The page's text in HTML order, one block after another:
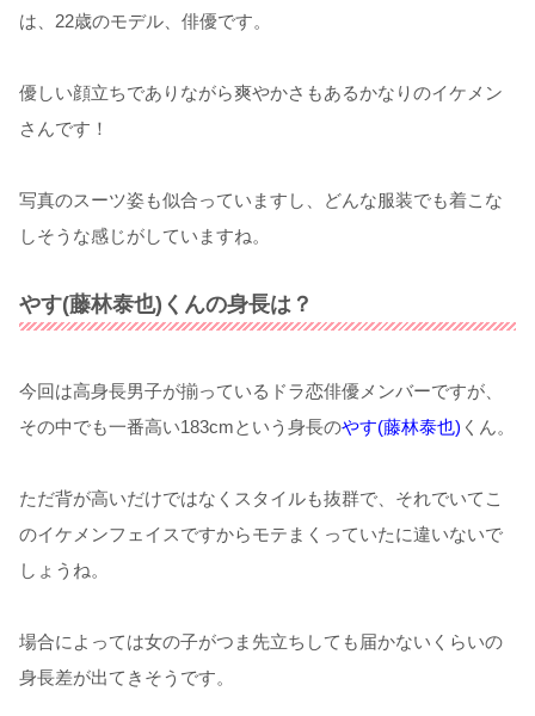
は、22歳のモデル、俳優です。
優しい顔立ちでありながら爽やかさもあるかなりのイケメン
さんです！
写真のスーツ姿も似合っていますし、どんな服装でも着こな
しそうな感じがしていますね。
やす(藤林泰也)くんの身長は？
今回は高身長男子が揃っているドラ恋俳優メンバーですが、
その中でも一番高い183cmという身長のやす(藤林泰也) くん。
ただ背が高いだけではなくスタイルも抜群で、それでいてこ
のイケメンフェイスですからモテまくっていたに違いないで
しょうね。
場合によっては女の子がつま先立ちしても届かないくらいの
身長差が出てきそうです。